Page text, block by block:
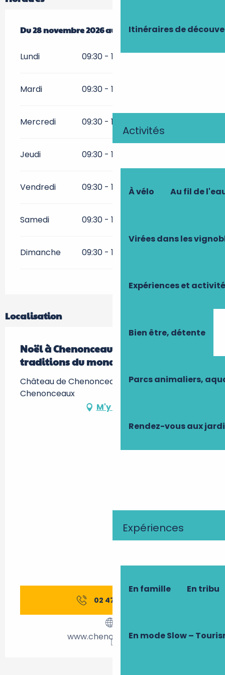
Itinéraires de
Activités
À vélo Au fil de
Virées dans les
Expériences et
Bien être, détente
Parcs animaliers,
Rendez-vous aux
Expériences
En famille En tribu
En mode Slow –
Du28 novembre 2026au 3 janvier 2027
Du28 novembre 2026au 3 janvier 2027
Lundi 09:30 - 16:30
Mardi 09:30 - 16:30
Mercredi 09:30 - 16:30
Jeudi 09:30 - 16:30
Vendredi 09:30 - 16:30
Samedi 09:30 - 16:30
Dimanche 09:30 - 16:30
Localisation
Noël à Chenonceau : Noëls &
traditions du monde
Château de Chenonceau -, 37150
Chenonceaux
M'y rendre
02 47 23 90
www.chenonceau.com